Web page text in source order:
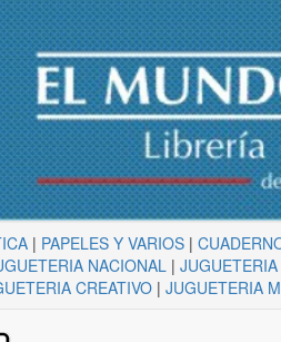
| PAPELES Y VARIOS |
NACIONAL |
CREATIVO| JUGUETERIA